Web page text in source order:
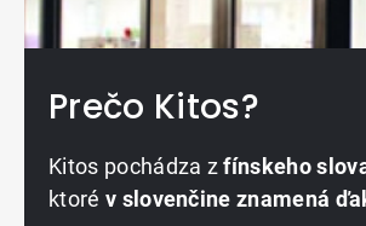
Prečo Kitos?
Kitos pochádza zfínskeho
ktoré v slovenčine znamená